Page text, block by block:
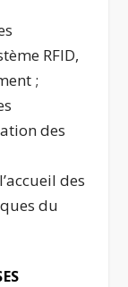
RFID,
;
des
des
du